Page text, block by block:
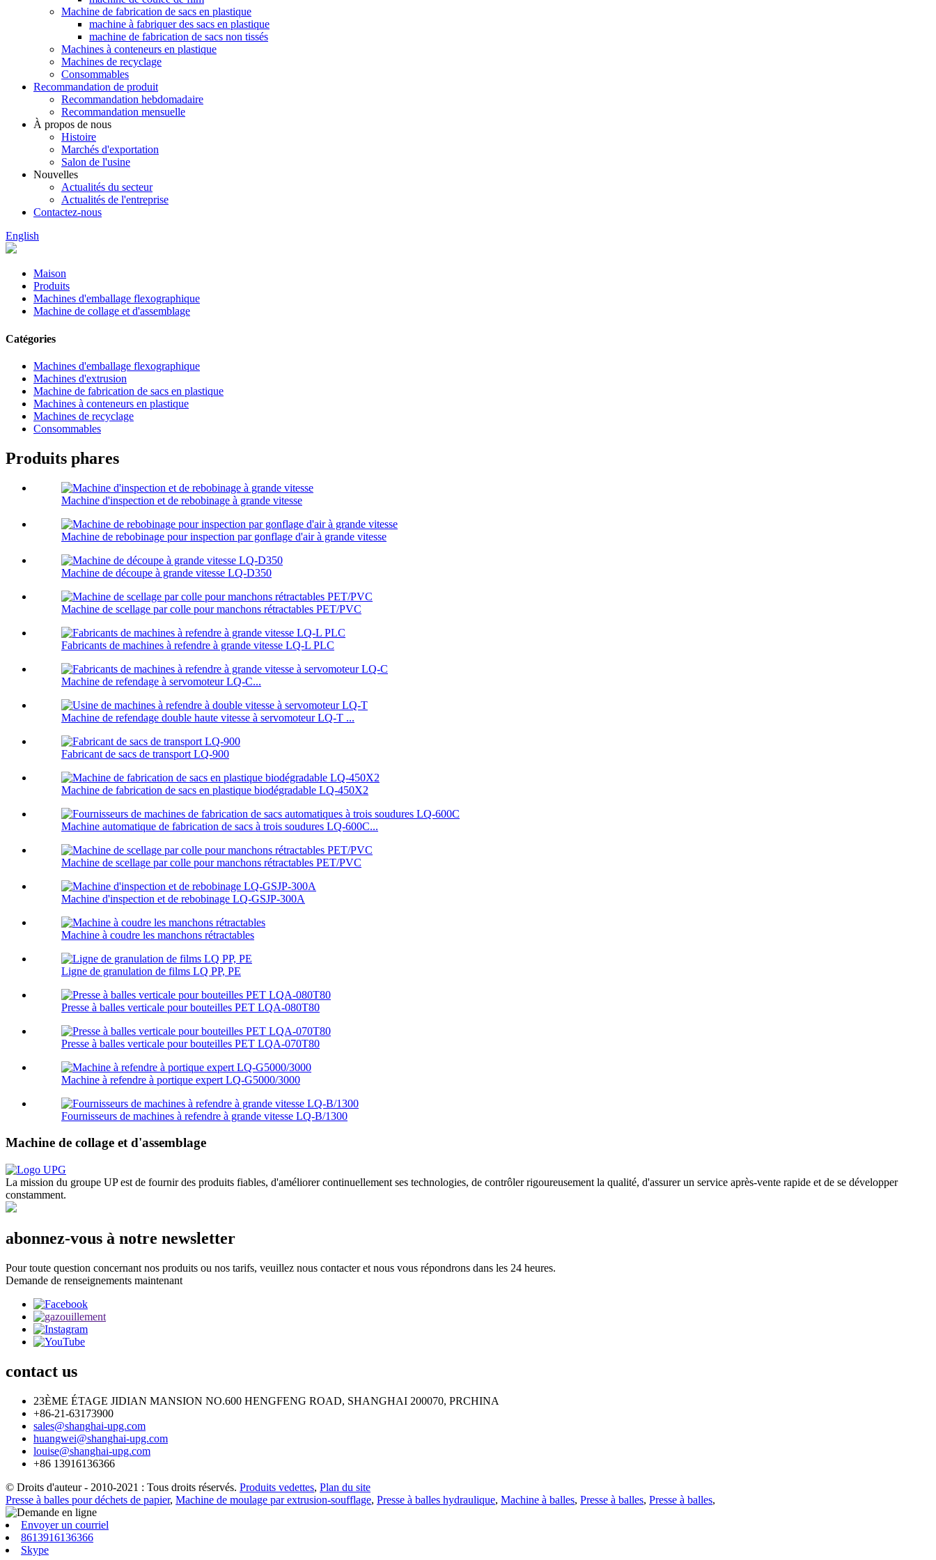
Machine de fabrication de sacs en plastique
machine à fabriquer des sacs en plastique
machine de fabrication de sacs non tissés
Machines à conteneurs en plastique
Machines de recyclage
Consommables
Recommandation de produit
Recommandation hebdomadaire
Recommandation mensuelle
À propos de nous
Histoire
Marchés d'exportation
Salon de l'usine
Nouvelles
Actualités du secteur
Actualités de l'entreprise
Contactez-nous
English
Maison
Produits
Machines d'emballage flexographique
Machine de collage et d'assemblage
Catégories
Machines d'emballage flexographique
Machines d'extrusion
Machine de fabrication de sacs en plastique
Machines à conteneurs en plastique
Machines de recyclage
Consommables
Produits phares
Machine d'inspection et de rebobinage à grande vitesse
Machine de rebobinage pour inspection par gonflage d'air à grande vitesse
Machine de découpe à grande vitesse LQ-D350
Machine de scellage par colle pour manchons rétractables PET/PVC
Fabricants de machines à refendre à grande vitesse LQ-L PLC
Machine de refendage à servomoteur LQ-C...
Machine de refendage double haute vitesse à servomoteur LQ-T ...
Fabricant de sacs de transport LQ-900
Machine de fabrication de sacs en plastique biodégradable LQ-450X2
Machine automatique de fabrication de sacs à trois soudures LQ-600C...
Machine de scellage par colle pour manchons rétractables PET/PVC
Machine d'inspection et de rebobinage LQ-GSJP-300A
Machine à coudre les manchons rétractables
Ligne de granulation de films LQ PP, PE
Presse à balles verticale pour bouteilles PET LQA-080T80
Presse à balles verticale pour bouteilles PET LQA-070T80
Machine à refendre à portique expert LQ-G5000/3000
Fournisseurs de machines à refendre à grande vitesse LQ-B/1300
Machine de collage et d'assemblage
La mission du groupe UP est de fournir des produits fiables, d'améliorer continuellement ses technologies, de contrôler rigoureusement la qualité, d'assurer un service après-vente rapide et de se développer
constamment.
abonnez-vous à notre newsletter
Pour toute question concernant nos produits ou nos tarifs, veuillez nous contacter et nous vous répondrons dans les 24 heures.
Demande de renseignements maintenant
contact us
23ÈME ÉTAGE JIDIAN MANSION NO.600 HENGFENG ROAD, SHANGHAI 200070, PRCHINA
+86-21-63173900
sales@shanghai-upg.com
huangwei@shanghai-upg.com
louise@shanghai-upg.com
+86 13916136366
© Droits d'auteur - 2010-2021 : Tous droits réservés. Produits vedettes, Plan du site
Presse à balles pour déchets de papier, Machine de moulage par extrusion-soufflage, Presse à balles hydraulique, Machine à balles, Presse à balles, Presse à balles,
Envoyer un courriel
8613916136366
Skype